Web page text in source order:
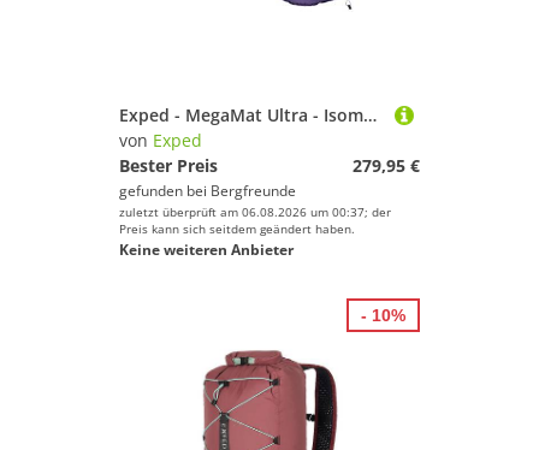
Exped - MegaMat Ultra - Isomatte Gr MW - 183 x 65 x 10 cm lila
von Exped
Bester Preis
279,95 €
gefunden bei Bergfreunde
zuletzt überprüft am 06.08.2026 um 00:37; der
Preis kann sich seitdem geändert haben.
Keine weiteren Anbieter
- 10%